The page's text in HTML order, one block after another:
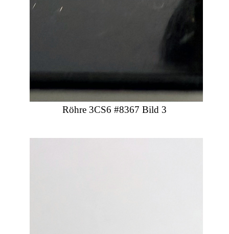
Röhre 3CS6 #8367 Bild 3